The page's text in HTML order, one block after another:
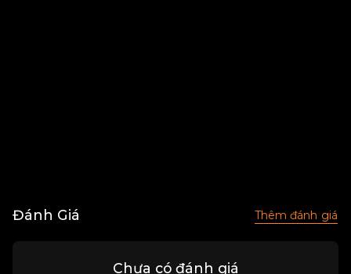
Đánh Giá Thêm đánh giá
Chưa có đánh giá